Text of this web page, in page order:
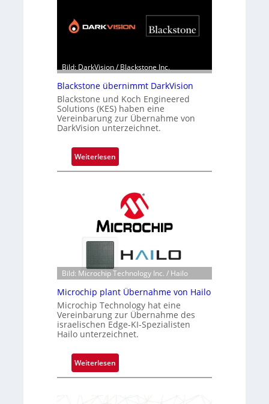
Bild: DarkVision / Blackstone Inc.
Blackstone übernimmt DarkVision
Blackstone und Koch Engineered
Solutions (KES) haben eine
Vereinbarung zur Übernahme von
DarkVision unterzeichnet.
Weiterlesen:
B
s
n
e
ü
b
e
r
m
Bild: Microchip Technology Inc. / Hailo
Microchip plant Übernahme von Hailo
Microchip Technology hat eine
Vereinbarung zur Übernahme des
israelischen Edge-KI-Spezialisten
Hailo unterzeichnet.
Weiterlesen:
M